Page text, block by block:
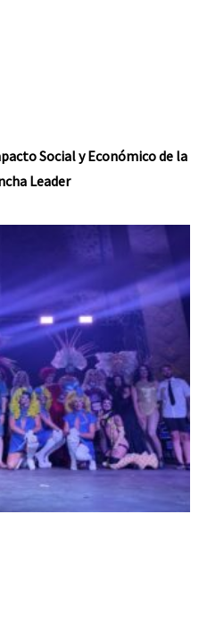
Social y Económico de la
Leader